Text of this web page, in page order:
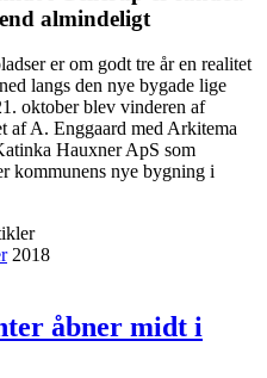
almindeligt
er om godt tre år en realitet
langs den nye bygade lige
oktober blev vinderen af
af A. Enggaard med Arkitema
Hauxner ApS som
kommunens nye bygning i
2018
åbner midt i